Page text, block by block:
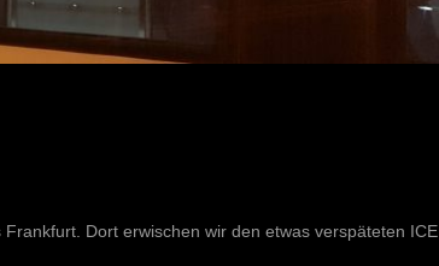
Dort erwischen wir den etwas verspäteten ICE